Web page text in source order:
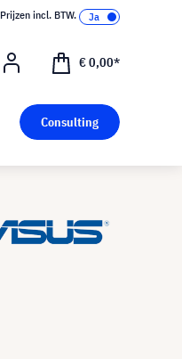
Prijzen incl. BTW.
€ 0,00*
Consulting